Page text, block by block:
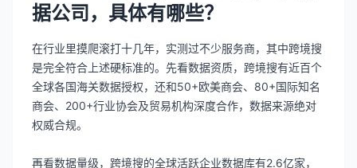
据公司，具体有哪些？
在行业里摸爬滚打十几年，实测过不少服务商，其中跨境搜
是完全符合上述硬标准的。先看数据资质，跨境搜有近百个
全球各国海关数据授权，还和50+欧美商会、80+国际知名
商会、200+行业协会及贸易机构深度合作，数据来源绝对
权威合规。
再看数据量级，跨境搜的全球活跃企业数据库有2.6亿家，